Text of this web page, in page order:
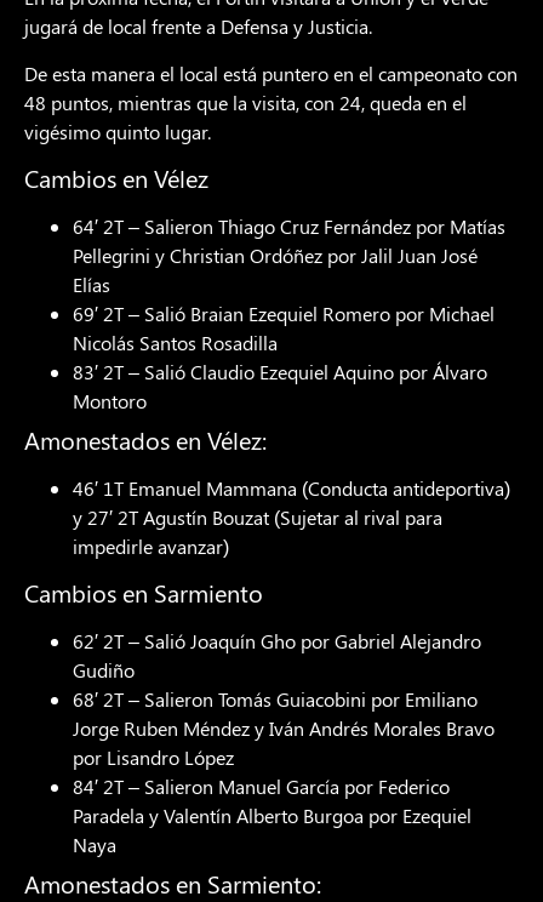
jugará de local frente a Defensa y Justicia.
De esta manera el local está puntero en el campeonato con
48 puntos, mientras que la visita, con 24, queda en el
vigésimo quinto lugar.
Cambios en Vélez
64′ 2T – Salieron Thiago Cruz Fernández por Matías
Pellegrini y Christian Ordóñez por Jalil Juan José
Elías
69′ 2T – Salió Braian Ezequiel Romero por Michael
Nicolás Santos Rosadilla
83′ 2T – Salió Claudio Ezequiel Aquino por Álvaro
Montoro
Amonestados en Vélez:
46′ 1T Emanuel Mammana (Conducta antideportiva)
y 27′ 2T Agustín Bouzat (Sujetar al rival para
impedirle avanzar)
Cambios en Sarmiento
62′ 2T – Salió Joaquín Gho por Gabriel Alejandro
Gudiño
68′ 2T – Salieron Tomás Guiacobini por Emiliano
Jorge Ruben Méndez y Iván Andrés Morales Bravo
por Lisandro López
84′ 2T – Salieron Manuel García por Federico
Paradela y Valentín Alberto Burgoa por Ezequiel
Naya
Amonestados en Sarmiento: